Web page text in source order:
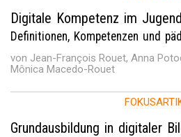
Digitale Kompetenz im
Definitionen, Kompetenzen und
von Jean-François Rouet, Anna
Mônica Macedo-Rouet
Grundausbildung in digitaler